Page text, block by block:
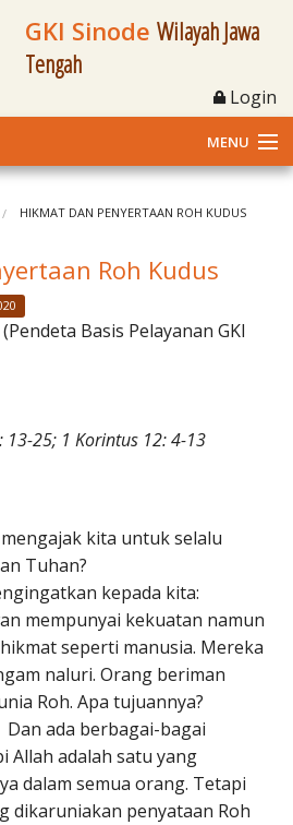
GKI Sinode Wilayah Jawa
Tengah
Login
MENU
HIKMAT DAN PENYERTAAN ROH KUDUS
Roh Kudus
Basis Pelayanan GKI
13-25; 1 Korintus 12: 4-13
kita untuk selalu
Tuhan?
kepada kita:
mempunyai kekuatan namun
seperti manusia. Mereka
naluri. Orang beriman
Roh. Apa tujuannya?
Dan ada berbagai-bagai
Allah adalah satu yang
dalam semua orang. Tetapi
dikaruniakan penyataan Roh